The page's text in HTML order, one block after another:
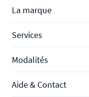
La marque
Services
Modalités
Aide & Contact